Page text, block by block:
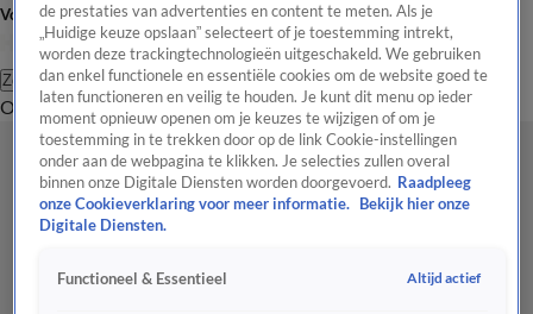
Volg Hart van Nederland
Zoeken
OverzichtRegioUitzendingenWeerTip de redactiePanelVideo's
de prestaties van advertenties en content te meten. Als je
„Huidige keuze opslaan” selecteert of je toestemming intrekt,
worden deze trackingtechnologieën uitgeschakeld. We gebruiken
dan enkel functionele en essentiële cookies om de website goed te
laten functioneren en veilig te houden. Je kunt dit menu op ieder
moment opnieuw openen om je keuzes te wijzigen of om je
toestemming in te trekken door op de link Cookie-instellingen
onder aan de webpagina te klikken. Je selecties zullen overal
binnen onze Digitale Diensten worden doorgevoerd. Raadpleeg
onze Cookieverklaring voor meer informatie.
Bekijk hier onze
Digitale Diensten.
Functioneel & Essentieel Altijd actief